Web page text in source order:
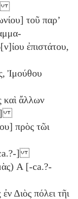
τοῦ παρʼ
ἐπιστάτου,
Ἰμούθου
καὶ ἄλλων
]
πρὸς τῶι
ca.?-]
Α [-ca.?-
Διὸς πόλει τῆι